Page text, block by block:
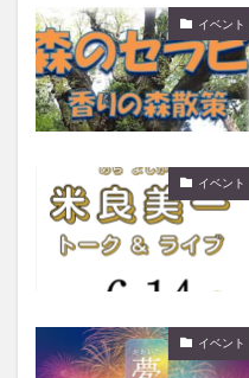
イベント
イベント
イベント